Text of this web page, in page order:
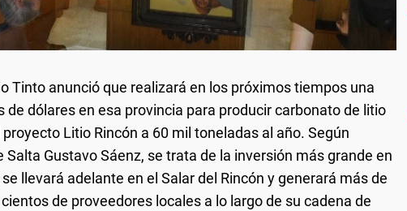
Tinto anunció que realizará en los próximos tiempos una
de dólares en esa provincia para producir carbonato de litio
Litio Rincón a 60 mil toneladas al año. Según
Gustavo Sáenz, se trata de la inversión más grande en
llevará adelante en el Salar del Rincón y generará más de
de proveedores locales a lo largo de su cadena de